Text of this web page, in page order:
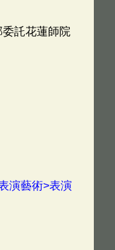
託花蓮師院
演藝術>表演